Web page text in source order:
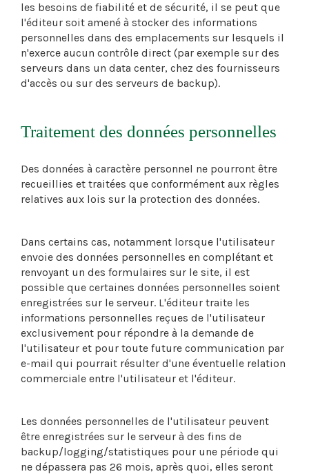
les besoins de fiabilité et de sécurité, il se peut que
l'éditeur soit amené à stocker des informations
personnelles dans des emplacements sur lesquels il
n'exerce aucun contrôle direct (par exemple sur des
serveurs dans un data center, chez des fournisseurs
d'accès ou sur des serveurs de backup).
Traitement des données personnelles
Des données à caractère personnel ne pourront être
recueillies et traitées que conformément aux règles
relatives aux lois sur la protection des données.
Dans certains cas, notamment lorsque l'utilisateur
envoie des données personnelles en complétant et
renvoyant un des formulaires sur le site, il est
possible que certaines données personnelles soient
enregistrées sur le serveur. L'éditeur traite les
informations personnelles reçues de l'utilisateur
exclusivement pour répondre à la demande de
l'utilisateur et pour toute future communication par
e-mail qui pourrait résulter d'une éventuelle relation
commerciale entre l'utilisateur et l'éditeur.
Les données personnelles de l'utilisateur peuvent
être enregistrées sur le serveur à des fins de
backup/logging/statistiques pour une période qui
ne dépassera pas 26 mois, après quoi, elles seront